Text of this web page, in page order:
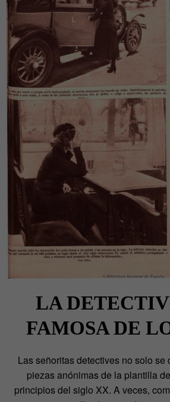
LA
FAMOSA DE
Las señoritas detectives no solo se
piezas anónimas de la plantilla
principios del siglo XX. A veces,